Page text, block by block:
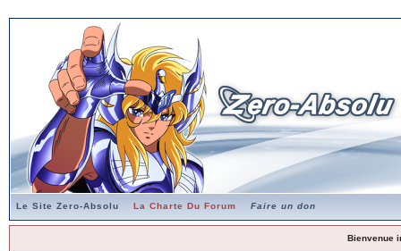
Le Site Zero-Absolu La Charte Du Forum Faire un don
Bienvenue